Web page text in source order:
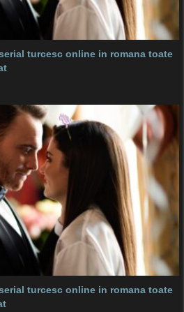
turcesc online in romana toate
turcesc online in romana toate